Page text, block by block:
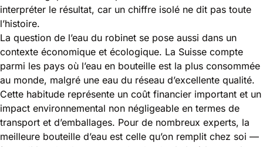
interpréter le résultat, car un chiffre isolé ne dit pas toute
l’histoire.
La question de l’eau du robinet se pose aussi dans un
contexte économique et écologique. La Suisse compte
parmi les pays où l’eau en bouteille est la plus consommée
au monde, malgré une eau du réseau d’excellente qualité.
Cette habitude représente un coût financier important et un
impact environnemental non négligeable en termes de
transport et d’emballages. Pour de nombreux experts, la
meilleure bouteille d’eau est celle qu’on remplit chez soi —